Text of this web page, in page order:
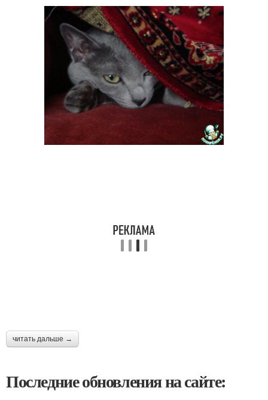
читать дальше →
Последние обновления на сайте: